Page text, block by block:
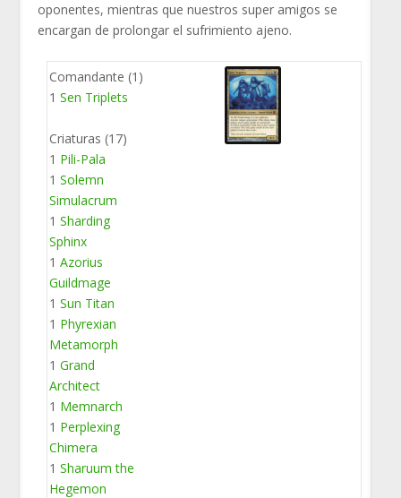
oponentes, mientras que nuestros super amigos se
encargan de prolongar el sufrimiento ajeno.
Comandante (1)
1 Sen Triplets
Criaturas (17)
1 Pili-Pala
1 Solemn
Simulacrum
1 Sharding
Sphinx
1 Azorius
Guildmage
1 Sun Titan
1 Phyrexian
Metamorph
1 Grand
Architect
1 Memnarch
1 Perplexing
Chimera
1 Sharuum the
Hegemon